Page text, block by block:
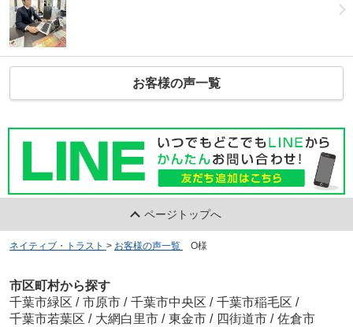
お客様の声一覧
ページトップへ
ネイティブ・トラスト > お客様の声一覧 O様
市区町村から探す
千葉市緑区 / 市原市 / 千葉市中央区 / 千葉市稲毛区 /
千葉市若葉区 / 大網白里市 / 東金市 / 四街道市 / 佐倉市